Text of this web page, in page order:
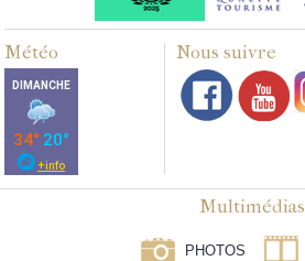
Météo Nous suivre
Multimédias
PHOTOS